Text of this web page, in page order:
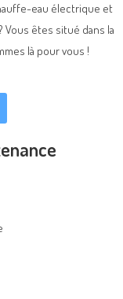
eau électrique et
Vous êtes situé dans la
là pour vous !